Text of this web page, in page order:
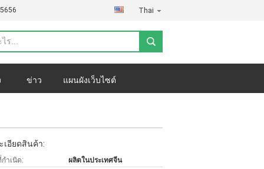
Thai
ข่าว แผนผังเว็บไซต์
เอียดสินค้า:
ำเนิด:
ผลิตในประเทศจีน